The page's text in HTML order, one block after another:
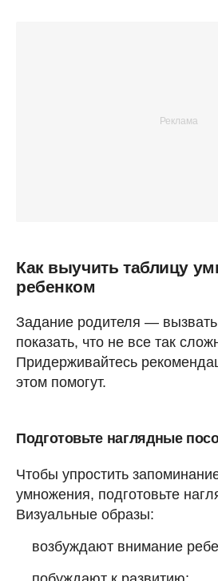
Как выучить таблицу
ребенком
Задание родителя — вызвать
показать, что не все так
Придерживайтесь
этом помогут.
Подготовьте наглядные
Чтобы упростить
умножения, подготовьте
Визуальные образы:
возбуждают внимание